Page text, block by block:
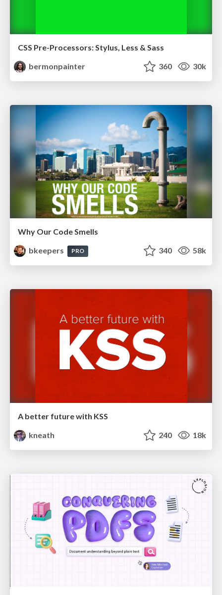
CSS Pre-Processors: Stylus, Less & Sass
bermonpainter
360 30k
Why Our Code Smells
bkeepers
PRO 340 58k
A better future with KSS
kneath
240 18k